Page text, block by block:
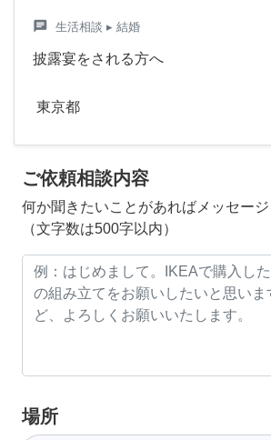
chat 生活相談 ▸ 結婚
披露宴をされる方へ
東京都
ご依頼相談内容
何か聞きたいことがあればメッセー
（文字数は500字以内）
場所